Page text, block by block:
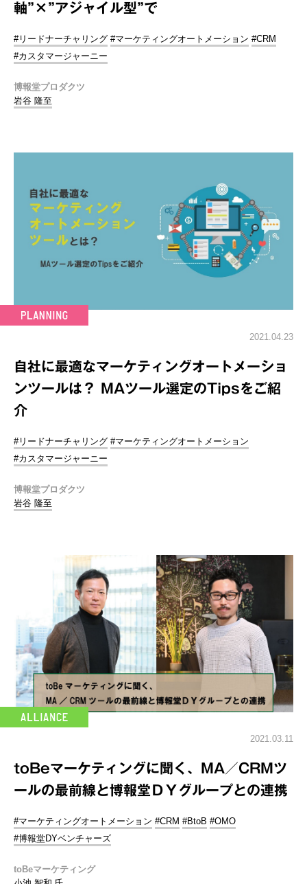
軸”×”アジャイル型”で
#リードナーチャリング #マーケティングオートメーション #CRM
#カスタマージャーニー
博報堂プロダクツ
岩谷 隆至
2021.04.23
自社に最適なマーケティングオートメーショ
ンツールは？ MAツール選定のTipsをご紹
介
#リードナーチャリング #マーケティングオートメーション
#カスタマージャーニー
博報堂プロダクツ
岩谷 隆至
2021.03.11
toBeマーケティングに聞く、MA／CRMツ
ールの最前線と博報堂ＤＹグループとの連携
#マーケティングオートメーション #CRM #BtoB #OMO
#博報堂DYベンチャーズ
toBeマーケティング